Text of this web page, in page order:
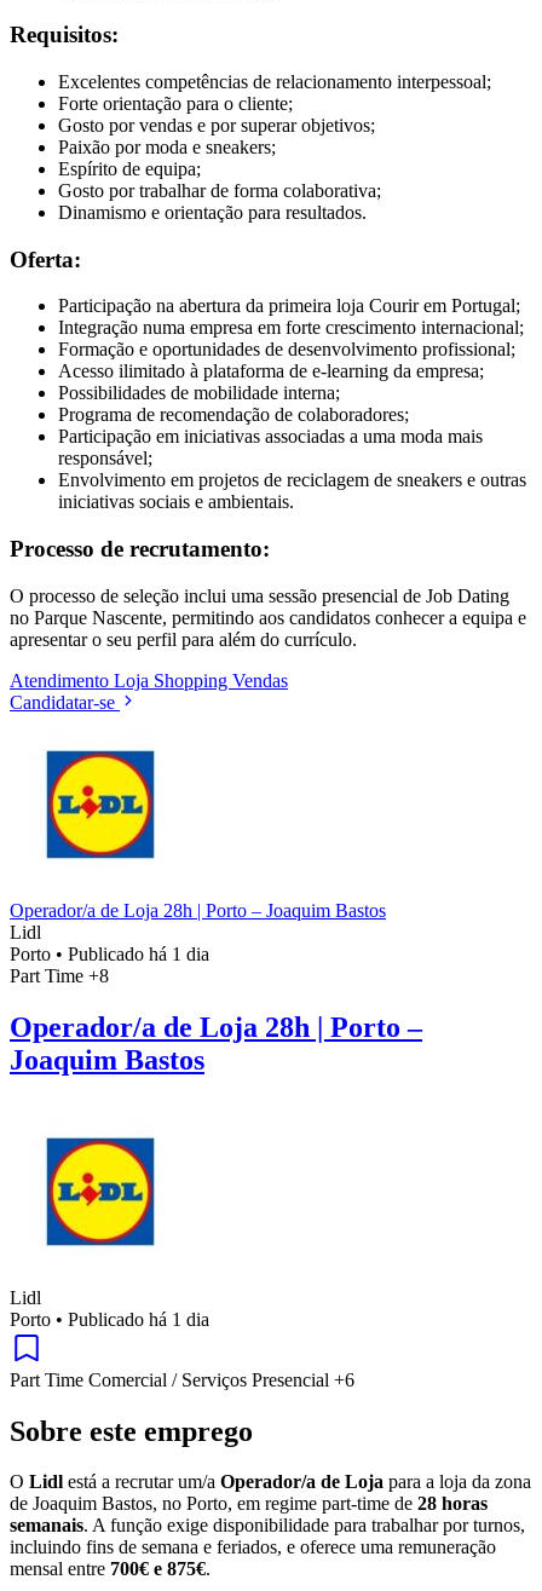
Requisitos:
Excelentes competências de relacionamento interpessoal;
Forte orientação para o cliente;
Gosto por vendas e por superar objetivos;
Paixão por moda e sneakers;
Espírito de equipa;
Gosto por trabalhar de forma colaborativa;
Dinamismo e orientação para resultados.
Oferta:
Participação na abertura da primeira loja Courir em Portugal;
Integração numa empresa em forte crescimento internacional;
Formação e oportunidades de desenvolvimento profissional;
Acesso ilimitado à plataforma de e-learning da empresa;
Possibilidades de mobilidade interna;
Programa de recomendação de colaboradores;
Participação em iniciativas associadas a uma moda mais
responsável;
Envolvimento em projetos de reciclagem de sneakers e outras
iniciativas sociais e ambientais.
Processo de recrutamento:
O processo de seleção inclui uma sessão presencial de Job Dating
no Parque Nascente, permitindo aos candidatos conhecer a equipa e
apresentar o seu perfil para além do currículo.
Atendimento Loja Shopping Vendas
Candidatar-se
Operador/a de Loja 28h | Porto – Joaquim Bastos
Lidl
Porto • Publicado há 1 dia
Part Time +8
Operador/a de Loja 28h | Porto –
Joaquim Bastos
Lidl
Porto • Publicado há 1 dia
Part Time Comercial / Serviços Presencial +6
Sobre este emprego
O Lidl está a recrutar um/a Operador/a de Loja para a loja da zona
de Joaquim Bastos, no Porto, em regime part-time de 28 horas
semanais. A função exige disponibilidade para trabalhar por turnos,
incluindo fins de semana e feriados, e oferece uma remuneração
mensal entre 700€ e 875€.